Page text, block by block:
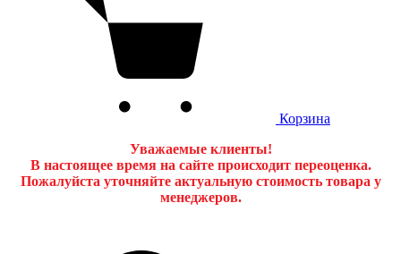
Корзина
Уважаемые клиенты!
В настоящее время на сайте происходит переоценка.
Пожалуйста уточняйте актуальную стоимость товара у
менеджеров.